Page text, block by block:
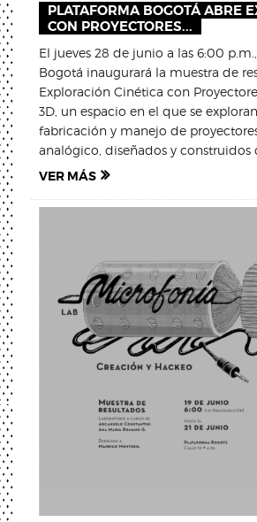
PLATAFORMA BOGOTÁ ABRE
CON PROYECTORES...
El jueves 28 de junio a las 6:00
Bogotá inaugurará la muestra de
Exploración Cinética con
3D, un espacio en el que se
fabricación y manejo de
analógico, diseñados y construidos
VER MÁS